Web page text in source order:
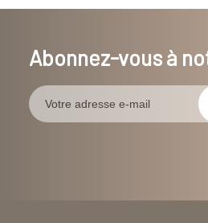
Abonnez-vous à